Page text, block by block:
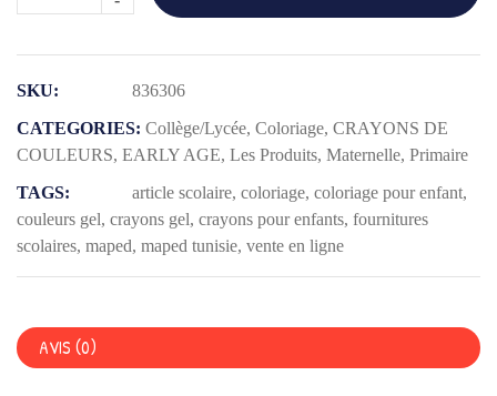
6
CRAYONS
GEL
COLOR
PEPS
SKU:
836306
CATEGORIES: Collège/Lycée, Coloriage, CRAYONS DE
COULEURS, EARLY AGE, Les Produits, Maternelle, Primaire
TAGS:
article scolaire, coloriage, coloriage pour enfant,
couleurs gel, crayons gel, crayons pour enfants, fournitures
scolaires, maped, maped tunisie, vente en ligne
AVIS (0)